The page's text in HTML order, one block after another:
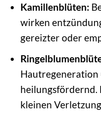
Kamillenblüten:
wirken
gereizter oder
Hautregeneration
heilungsfördernd.
kleinen